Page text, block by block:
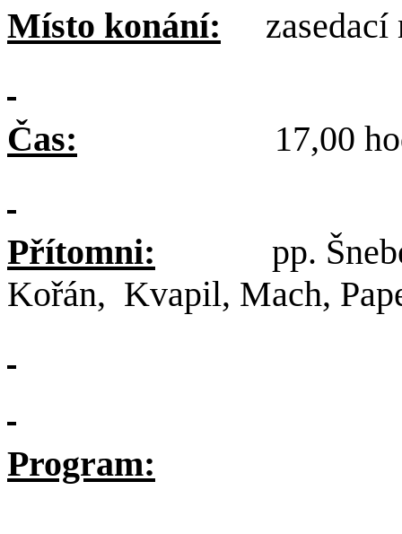
Místo konání: zasedací
Čas: 17,00
Přítomni: pp.
Kořán, Kvapil, Mach,
Program: